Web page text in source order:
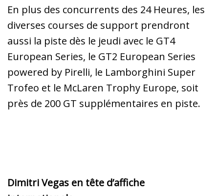
En plus des concurrents des 24 Heures, les
diverses courses de support prendront
aussi la piste dès le jeudi avec le GT4
European Series, le GT2 European Series
powered by Pirelli, le Lamborghini Super
Trofeo et le McLaren Trophy Europe, soit
près de 200 GT supplémentaires en piste.
Dimitri Vegas en tête d’affiche